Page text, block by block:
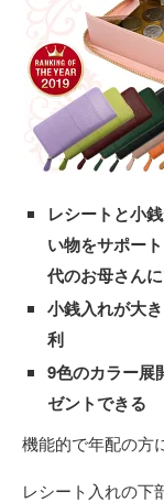
レシートと小
い物をサポー
代のお母さん
小銭入れが大
利
9色のカラー展
ゼントできる
機能的で年配の方
レシート入れの下